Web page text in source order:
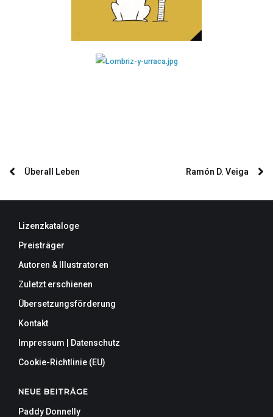
Überall Leben Ramón D. Veiga
Lizenzkataloge
Preisträger
Autoren & Illustratoren
Zuletzt erschienen
Übersetzungsförderung
Kontakt
Impressum | Datenschutz
Cookie-Richtlinie (EU)
NEUE BEITRÄGE
Paddy Donnelly